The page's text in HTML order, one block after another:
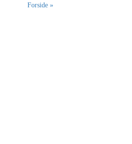
Forside »